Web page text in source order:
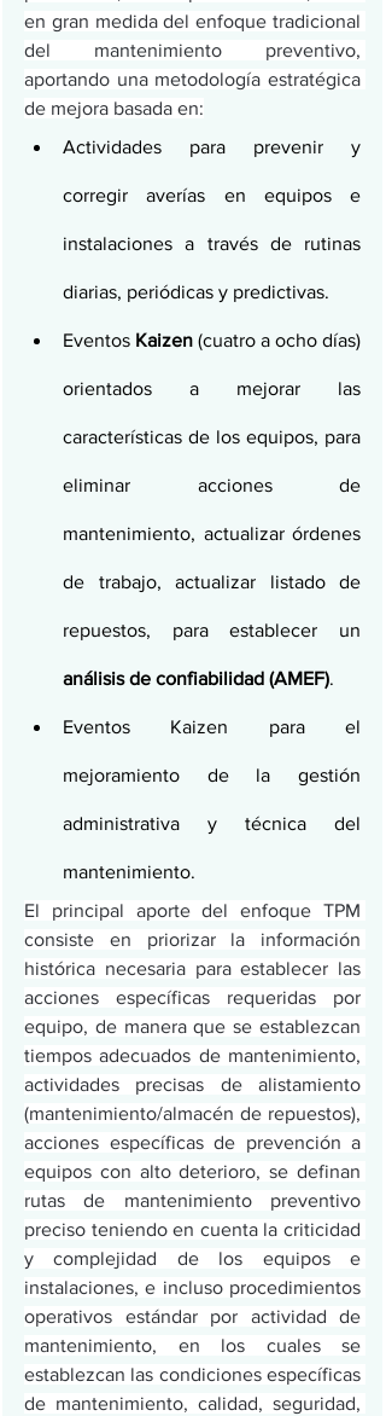
en gran medida del enfoque tradicional
del mantenimiento preventivo,
aportando una metodología estratégica
de mejora basada en:
Actividades para prevenir y
corregir averías en equipos e
instalaciones a través de rutinas
diarias, periódicas y predictivas.
Eventos Kaizen (cuatro a ocho días)
orientados a mejorar las
características de los equipos, para
eliminar acciones de
mantenimiento, actualizar órdenes
de trabajo, actualizar listado de
análisis de confiabilidad (AMEF).
Eventos Kaizen para el
mejoramiento de la gestión
administrativa y técnica del
mantenimiento.
El principal aporte del enfoque TPM
consiste en priorizar la información
histórica necesaria para establecer las
acciones específicas requeridas por
equipo, de manera que se establezcan
tiempos adecuados de mantenimiento,
actividades precisas de alistamiento
(mantenimiento/almacén de repuestos),
acciones específicas de prevención a
equipos con alto deterioro, se definan
rutas de mantenimiento preventivo
preciso teniendo en cuenta la criticidad
y complejidad de los equipos e
instalaciones, e incluso procedimientos
operativos estándar por actividad de
mantenimiento, en los cuales se
establezcan las condiciones específicas
de mantenimiento, calidad, seguridad,